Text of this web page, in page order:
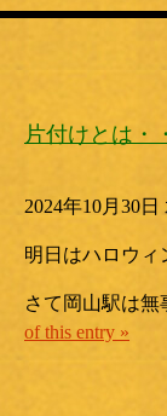
片付けとは・
2024年10月30日
明日はハロウィ
さて岡山駅は無
of this entry »